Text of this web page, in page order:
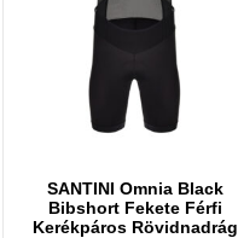
SANTINI Omnia Black
Bibshort Fekete Férfi
Kerékpáros Rövidnadrág